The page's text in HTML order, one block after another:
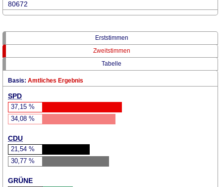
80672
Erststimmen
Zweitstimmen
Tabelle
Basis: Amtliches Ergebnis
SPD
37,15 %
34,08 %
CDU
21,54 %
30,77 %
GRÜNE